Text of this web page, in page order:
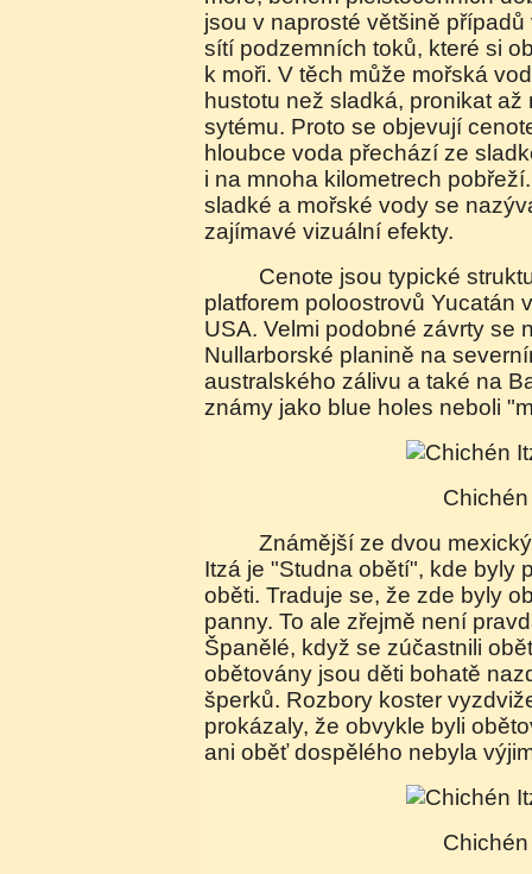
jsou v naprosté většině
sítí podzemních toků, které si
k moři. V těch může mořská
hustotu než sladká, pronikat až
sytému. Proto se objevují
hloubce voda přechází ze
i na mnoha kilometrech
sladké a mořské vody se
zajímavé vizuální efekty.
Cenote jsou typické struktury vápencových
platforem poloostrovů Yucatán
USA. Velmi podobné závrty se
Nullarborské planině na
australského zálivu a také na
známy jako blue holes neboli
Známější ze dvou mexických cenote u Chichén
Itzá je "Studna obětí", kde byly
oběti. Traduje se, že zde byly
panny. To ale zřejmě není
Španělé, když se zúčastnili
obětovány jsou děti bohatě
šperků. Rozbory koster
prokázaly, že obvykle byli
ani oběť dospělého nebyla